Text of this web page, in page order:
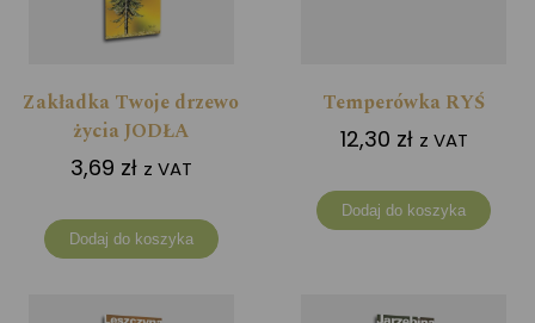
Zakładka Twoje drzewo
życia JODŁA
3,69 zł z VAT
Dodaj do koszyka
Temperówka RYŚ
12,30 zł z VAT
Dodaj do koszyka